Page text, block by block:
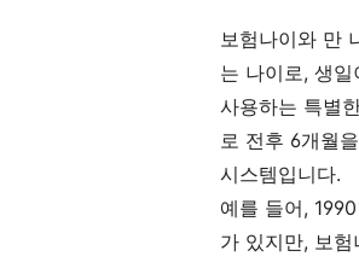
보험나이와 만
는 나이로, 생
사용하는 특별
로 전후 6개월
시스템입니다.
예를 들어,
가 있지만, 보